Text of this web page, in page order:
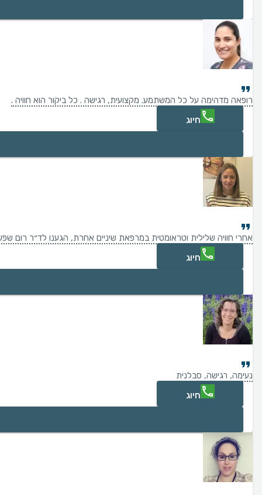
רופאה מדהימה על כל המשתמע. מקצועית, רגישה . כל ביקור הוא חוויה .
חיוג
אחרי חוויה שלילית וטראומטית במרפאת שיניים אחרת, הגענו לד״ר רום שפשוט היתה מדהימה. טיפלה בבתי בת ה 10, בעדינות ובסבלנות, הסבירה כל שלב באופן מפורט, הפיגה את כל החששות
חיוג
נעימה, רגישה, סבלנית
חיוג